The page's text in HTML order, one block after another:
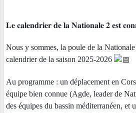
𝐋𝐞 𝐜𝐚𝐥𝐞𝐧𝐝𝐫𝐢𝐞𝐫 𝐝𝐞 𝐥𝐚 𝐍𝐚𝐭𝐢𝐨𝐧𝐚𝐥𝐞 𝟐 𝐞𝐬𝐭
Nous y sommes, la poule de la
calendrier de la saison 2025-2026
Au programme : un déplacement en
équipe bien connue (Agde, leader de
des équipes du bassin méditerranéen, et